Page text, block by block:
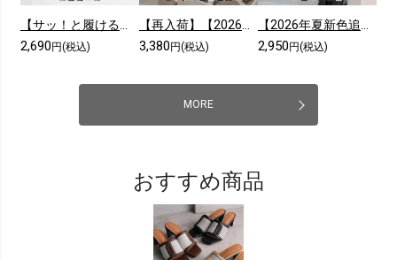
2,690 円(税込) 3,380 円(税込) 2,950 円(税込)
MORE
おすすめ商品